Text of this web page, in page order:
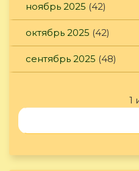
ноябрь 2025 (42)
октябрь 2025 (42)
сентябрь 2025 (48)
1